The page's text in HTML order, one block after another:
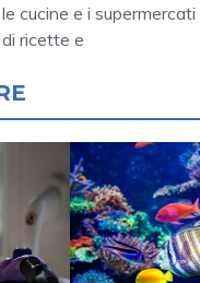
cucine e i supermercati
ricette e